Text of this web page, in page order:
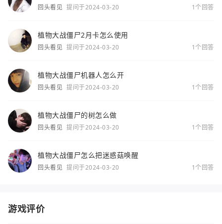
回头看见 提问于2024-03-20 1个回答
植物大战僵尸2月卡怎么使用
回头看见 提问于2024-03-20 1个回答
植物大战僵尸机器人怎么开
回头看见 提问于2024-03-20 1个回答
植物大战僵尸的树怎么做
回头看见 提问于2024-03-20 1个回答
植物大战僵尸怎么把迷惑菇唤醒
回头看见 提问于2024-03-20 1个回答
游戏评价